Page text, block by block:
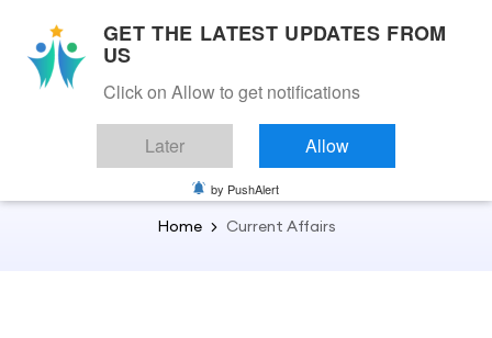
Back to Current Affairs
Current Affairs
Home Current Affairs
GET THE LATEST UPDATES FROM
US
Click on Allow to get notifications
Later Allow
by PushAlert